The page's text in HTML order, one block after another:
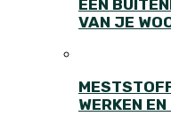
EEN
VAN JE
WERKEN